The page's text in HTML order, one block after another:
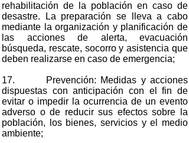
rehabilitación de la población en caso de
desastre. La preparación se lleva a cabo
mediante la organización y planificación de
las acciones de alerta, evacuación
búsqueda, rescate, socorro y asistencia que
deben realizarse en caso de emergencia;
17. Prevención: Medidas y acciones
dispuestas con anticipación con el fin de
evitar o impedir la ocurrencia de un evento
adverso o de reducir sus efectos sobre la
población, los bienes, servicios y el medio
ambiente;